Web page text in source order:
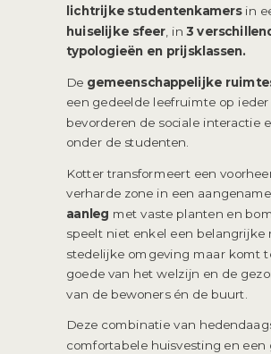
lichtrijke studentenkamersin
huiselijke sfeer, in3
typologieën en prijsklassen.
De gemeenschappelijke
een gedeelde leefruimte op ieder
bevorderen de sociale interactie
onder de studenten.
Kotter transformeert een
verharde zone in een aangename
aanleg met vaste planten en
speelt niet enkel een belangrijke
stedelijke omgeving maar komt
goede van het welzijn en de
van de bewoners én de buurt.
Deze combinatie van
comfortabele huisvesting en een